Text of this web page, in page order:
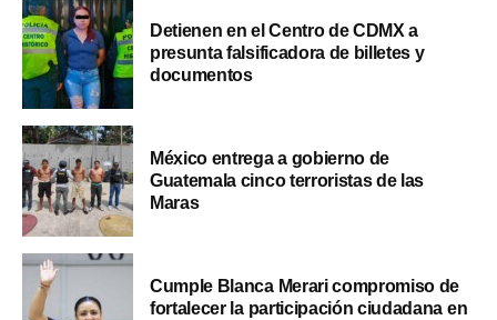
Detienen en el Centro de CDMX a
presunta falsificadora de billetes y
documentos
México entrega a gobierno de
Guatemala cinco terroristas de las
Maras
Cumple Blanca Merari compromiso de
fortalecer la participación ciudadana en